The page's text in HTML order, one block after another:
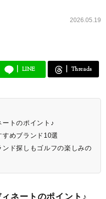
2026.05.19
LINE Threads
ートのポイント♪
めブランド10選
ド探しもゴルフの楽しみの
ネートのポイント♪